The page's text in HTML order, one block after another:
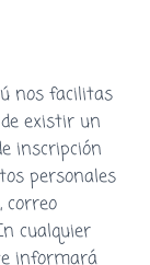
nos facilitas
existir un
inscripción
personales
correo
cualquier
informará